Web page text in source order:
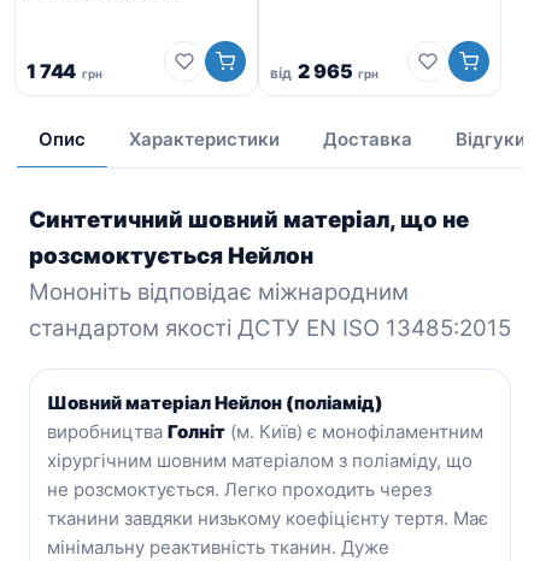
1 744 грн від 2 965 грн
Опис Характеристики Доставка Відгуки
Синтетичний шовний матеріал, що не
розсмоктується Нейлон
Мононіть відповідає міжнародним
стандартом якості ДСТУ ЕN ISO 13485:2015
Шовний матеріал Нейлон (поліамід)
виробництва Голніт (м. Київ) є монофіламентним
хірургічним шовним матеріалом з поліаміду, що
не розсмоктується. Легко проходить через
тканини завдяки низькому коефіцієнту тертя. Має
мінімальну реактивність тканин. Дуже